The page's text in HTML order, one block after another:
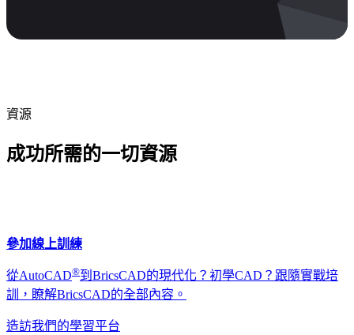
資源
成功所需的一切資源
參加線上訓練
從AutoCAD®到BricsCAD的現代化？初學CAD？跟隨實戰培
訓，瞭解BricsCAD的全部內容。
造訪我們的學習平台